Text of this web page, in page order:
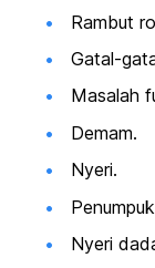
Rambut
Gatal-
Masalah
Demam.
Nyeri.
Nyeri